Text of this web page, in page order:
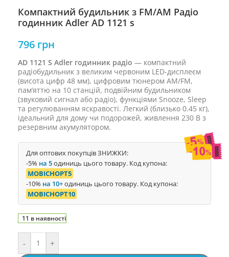
Компактний будильник з FM/AM Радіо
годинник Adler AD 1121 s
796 грн
AD 1121 S Adler годинник радіо — компактний
радіобудильник з великим червоним LED-дисплеєм
(висота цифр 48 мм), цифровим тюнером AM/FM,
пам’яттю на 10 станцій, подвійним будильником
(звуковий сигнал або радіо), функціями Snooze, Sleep
та регулюванням яскравості. Легкий (близько 0.45 кг),
ідеальний для дому чи подорожей, живлення 230 В з
резервним акумулятором.
Для оптових покупців ЗНИЖКИ:
-5% на 5одиниць цього товару. Код купона:
MOBICHOPT5
-10% на 10+одиниць цього товару. Код купона:
MOBICHOPT10
11 в наявності
- +